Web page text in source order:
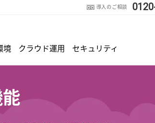
導入のご相談
境 クラウド運用 セキュリティ